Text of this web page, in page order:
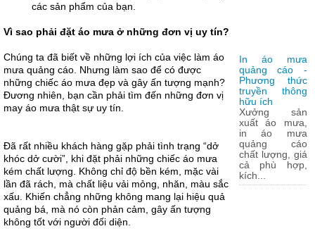
các sản phẩm của bạn.
Vì sao phải đặt áo mưa ở những đơn vị uy tín?
Chúng ta đã biết về những lợi ích của việc làm áo
mưa quảng cáo. Nhưng làm sao để có được
những chiếc áo mưa đẹp và gây ấn tượng mạnh?
Đương nhiên, bạn cần phải tìm đến những đơn vị
may áo mưa thật sự uy tín.
Đã rất nhiều khách hàng gặp phải tình trạng “dở
khóc dở cười”, khi đặt phải những chiếc áo mưa
kém chất lượng. Không chỉ độ bền kém, mặc vài
lần đã rách, mà chất liệu vải mỏng, nhăn, màu sắc
xấu. Khiến chẳng những không mang lại hiệu quả
quảng bá, mà nó còn phản cảm, gây ấn tượng
không tốt với người đối diện.
In áo mưa
quảng cáo -
Phương thức
truyền thông
hữu ích
Xưởng sản
xuất áo mưa,
in áo mưa
quảng cáo
chất lượng, giá
cả phù hợp,
kích...